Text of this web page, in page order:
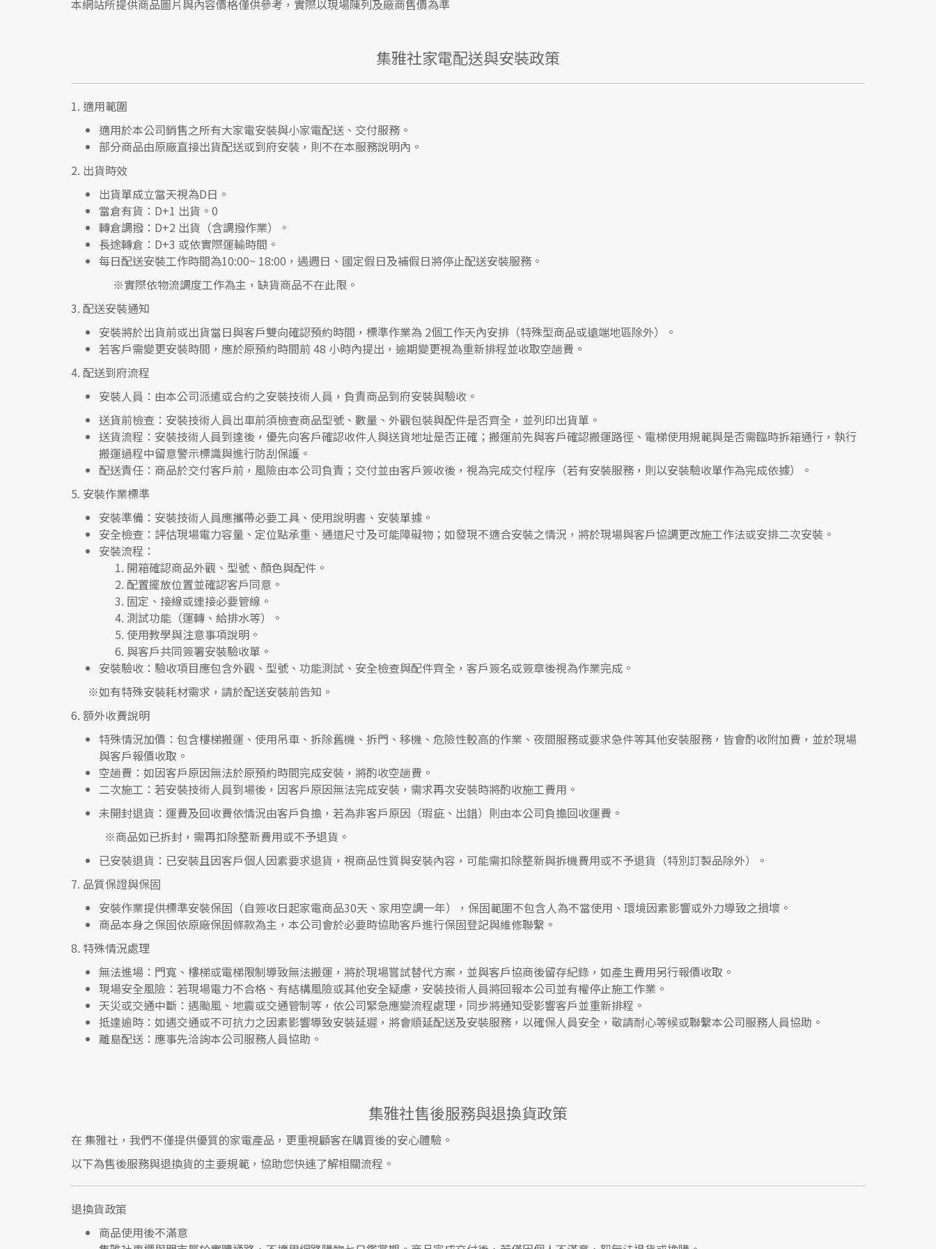
本網站所提供商品圖片與內容價格僅供參考，實際以現場陳列及廠商售價為準
集雅社家電配送與安裝政策
1. 適用範圍
適用於本公司銷售之所有大家電安裝與小家電配送、交付服務。
部分商品由原廠直接出貨配送或到府安裝，則不在本服務說明內。
2. 出貨時效
出貨單成立當天視為D日。
當倉有貨： D+1 出貨。0
轉倉調撥： D+2 出貨（含調撥作業）。
長途轉倉： D+3 或依實際運輸時間。
每日配送安裝工作時間為10:00~ 18:00，遇週日、國定假日及補假日將停止配送安裝服務。
※實際依物流調度工作為主，缺貨商品不在此限。
3. 配送安裝通知
安裝將於出貨前或出貨當日與客戶雙向確認預約時間，標準作業為 2個工作天內安排（特殊型商品或遠端地區除外）。
若客戶需變更安裝時間，應於原預約時間前 48 小時內提出，逾期變更視為重新排程並收取空趟費。
4. 配送到府流程
安裝人員 ：由本公司派遣或合約之安裝技術人員，負責商品到府安裝與驗收。
送貨前檢查 ：安裝技術人員出車前須檢查商品型號、數量、外觀包裝與配件是否齊全，並列印出貨單。
送貨流程 ：安裝技術人員到達後，優先向客戶確認收件人與送貨地址是否正確；搬運前先與客戶確認搬運路徑、電梯使用規範與是否需臨時拆箱通行，執行
搬運過程中留意警示標識與進行防刮保護。
配送責任 ：商品於交付客戶前，風險由本公司負責；交付並由客戶簽收後，視為完成交付程序（若有安裝服務，則以安裝驗收單作為完成依據）。
5. 安裝作業標準
安裝準備 ：安裝技術人員應攜帶必要工具、使用說明書、安裝單據。
安全檢查 ：評估現場電力容量、定位點承重、通道尺寸及可能障礙物；如發現不適合安裝之情況，將於現場與客戶協調更改施工作法或安排二次安裝。
安裝流程 ：
開箱確認商品外觀、型號、顏色與配件。
配置擺放位置並確認客戶同意。
固定、接線或連接必要管線。
測試功能（運轉、給排水等）。
使用教學與注意事項說明。
與客戶共同簽署安裝驗收單。
安裝驗收 ：驗收項目應包含外觀、型號、功能測試、安全檢查與配件齊全，客戶簽名或簽章後視為作業完成。
※如有特殊安裝耗材需求，請於配送安裝前告知。
6. 額外收費說明
特殊情況加價 ：包含樓梯搬運、使用吊車、拆除舊機、拆門、移機、危險性較高的作業、夜間服務或要求急件等其他安裝服務，皆會酌收附加費，並於現場
與客戶報價收取。
空趟費 ：如因客戶原因無法於原預約時間完成安裝，將酌收空趟費。
二次施工 ：若安裝技術人員到場後，因客戶原因無法完成安裝，需求再次安裝時將酌收施工費用。
未開封退貨 ：運費及回收費依情況由客戶負擔，若為非客戶原因（瑕疵、出錯）則由本公司負擔回收運費。
※商品如已拆封，需再扣除整新費用或不予退貨。
已安裝退貨 ：已安裝且因客戶個人因素要求退貨，視商品性質與安裝內容，可能需扣除整新與拆機費用或不予退貨（特別訂製品除外）。
7. 品質保證與保固
安裝作業提供標準安裝保固（自簽收日起家電商品30天、家用空調一年），保固範圍不包含人為不當使用、環境因素影響或外力導致之損壞。
商品本身之保固依原廠保固條款為主，本公司會於必要時協助客戶進行保固登記與維修聯繫。
8. 特殊情況處理
無法進場 ：門寬、樓梯或電梯限制導致無法搬運，將於現場嘗試替代方案，並與客戶協商後留存紀錄，如產生費用另行報價收取。
現場安全風險 ： 若現場電力不合格、有結構風險或其他安全疑慮，安裝技術人員將回報本公司並有權停止施工作業。
天災或交通中斷 ：遇颱風、地震或交通管制等，依公司緊急應變流程處理，同步將通知受影響客戶並重新排程。
抵達逾時 ：如遇交通或不可抗力之因素影響導致安裝延遲，將會順延配送及安裝服務，以確保人員安全，敬請耐心等候或聯繫本公司服務人員協助。
離島配送 ：應事先洽詢本公司服務人員協助。
集雅社售後服務與退換貨政策
在 集雅社 ，我們不僅提供優質的家電產品，更重視顧客在購買後的安心體驗。
以下為售後服務與退換貨的主要規範，協助您快速了解相關流程。
退換貨政策
商品使用後不滿意